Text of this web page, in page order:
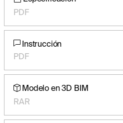
PDF
Instrucción
PDF
Modelo en 3D BIM
RAR